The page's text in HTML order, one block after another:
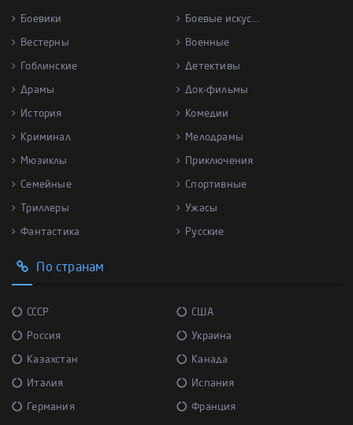
Боевики Боевые искус...
Вестерны Военные
Гоблинские Детективы
Драмы Док-фильмы
История Комедии
Криминал Мелодрамы
Мюзиклы Приключения
Семейные Спортивные
Триллеры Ужасы
Фантастика Русские
По странам
СССР США
Россия Украина
Казахстан Канада
Италия Испания
Германия Франция